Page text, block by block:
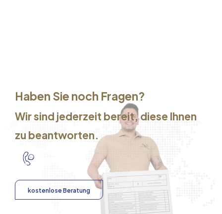
Haben Sie noch Fragen?
Wir sind jederzeit bereit, diese Ihnen
zu beantworten.
kostenlose Beratung